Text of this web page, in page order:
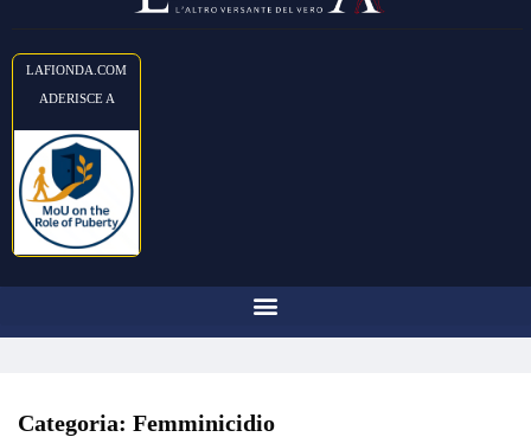
LAFIONDA.COM
ADERISCE A
Categoria: Femminicidio